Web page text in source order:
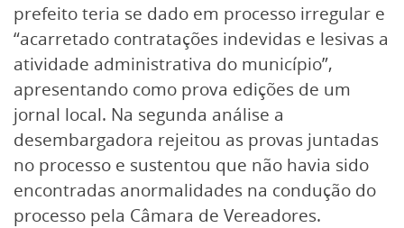
prefeito teria se dado em processo irregular e
“acarretado contratações indevidas e lesivas a
atividade administrativa do município”,
apresentando como prova edições de um
jornal local. Na segunda análise a
desembargadora rejeitou as provas juntadas
no processo e sustentou que não havia sido
encontradas anormalidades na condução do
processo pela Câmara de Vereadores.